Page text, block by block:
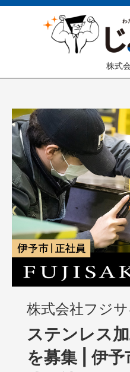
株式
株式会社フジサ
ステンレス
を募集 | 伊